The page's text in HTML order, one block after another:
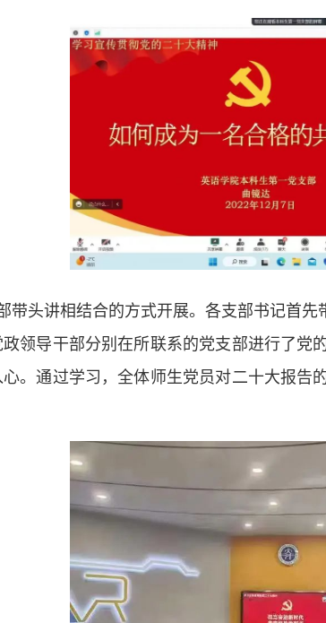
带头讲相结合的方式开展。各支部书记首
领导干部分别在所联系的党支部进行了
。通过学习，全体师生党员对二十大报